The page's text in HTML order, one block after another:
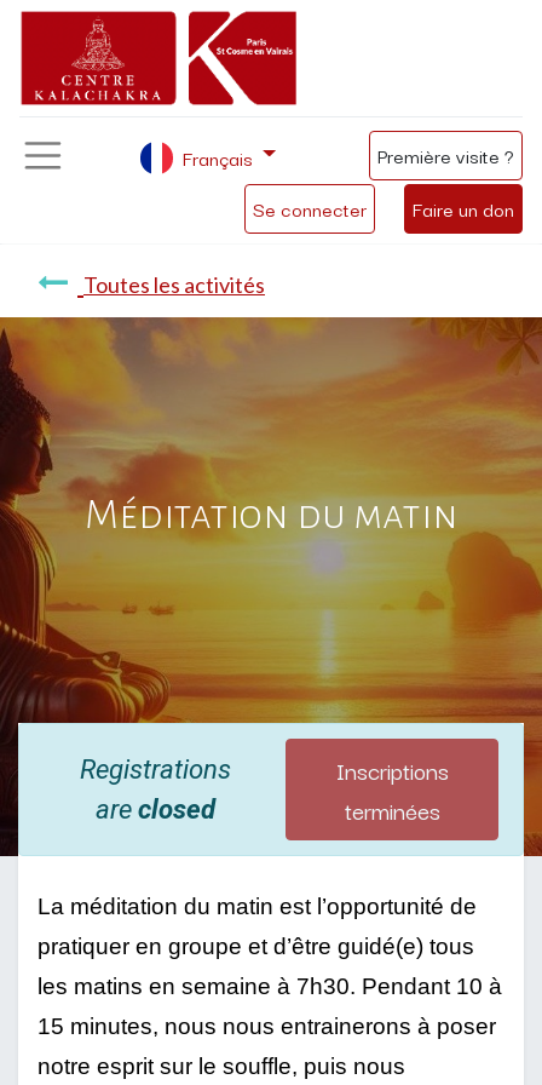
Se connecter Faire un don
Français Première visite ?
Toutes les activités
Méditation du matin
Registrations
areclosed
Inscriptions
terminées
La méditation du matin est l’opportunité de
pratiquer en groupe et d’être guidé(e) tous
les matins en semaine à 7h30. Pendant 10 à
15 minutes, nous nous entrainerons à poser
notre esprit sur le souffle, puis nous